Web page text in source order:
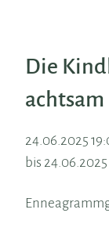
Die
24.06.2025
bis